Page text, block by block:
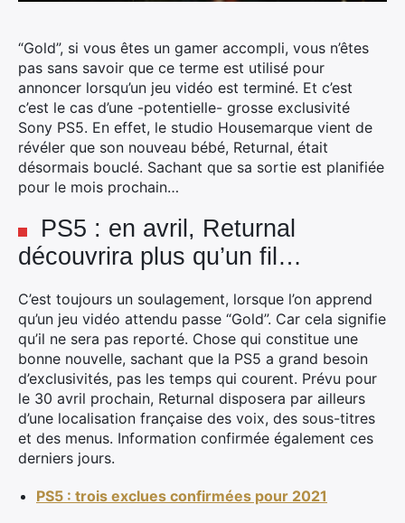
“Gold”, si vous êtes un gamer accompli, vous n’êtes
pas sans savoir que ce terme est utilisé pour
annoncer lorsqu’un jeu vidéo est terminé. Et c’est
c’est le cas d’une -potentielle- grosse exclusivité
Sony PS5. En effet, le studio Housemarque vient de
révéler que son nouveau bébé, Returnal, était
désormais bouclé. Sachant que sa sortie est planifiée
pour le mois prochain…
PS5 : en avril, Returnal
découvrira plus qu’un fil…
C’est toujours un soulagement, lorsque l’on apprend
qu’un jeu vidéo attendu passe “Gold”. Car cela signifie
qu’il ne sera pas reporté. Chose qui constitue une
bonne nouvelle, sachant que la PS5 a grand besoin
d’exclusivités, pas les temps qui courent. Prévu pour
le 30 avril prochain, Returnal disposera par ailleurs
d’une localisation française des voix, des sous-titres
et des menus. Information confirmée également ces
derniers jours.
PS5 : trois exclues confirmées pour 2021